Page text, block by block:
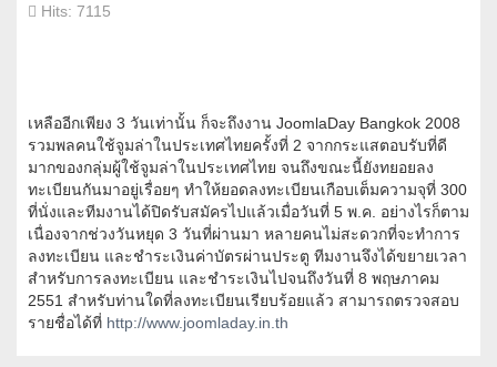
Hits: 7115
เหลืออีกเพียง 3 วันเท่านั้น ก็จะถึงงาน JoomlaDay Bangkok 2008
รวมพลคนใช้จูมล่าในประเทศไทยครั้งที่ 2 จากกระแสตอบรับที่ดี
มากของกลุ่มผู้ใช้จูมล่าในประเทศไทย จนถึงขณะนี้ยังทยอยลง
ทะเบียนกันมาอยู่เรื่อยๆ ทำให้ยอดลงทะเบียนเกือบเต็มความจุที่ 300
ที่นั่งและทีมงานได้ปิดรับสมัครไปแล้วเมื่อวันที่ 5 พ.ค. อย่างไรก็ตาม
เนื่องจากช่วงวันหยุด 3 วันที่ผ่านมา หลายคนไม่สะดวกที่จะทำการ
ลงทะเบียน และชำระเงินค่าบัตรผ่านประตู ทีมงานจึงได้ขยายเวลา
สำหรับการลงทะเบียน และชำระเงินไปจนถึงวันที่ 8 พฤษภาคม
2551 สำหรับท่านใดที่ลงทะเบียนเรียบร้อยแล้ว สามารถตรวจสอบ
รายชื่อได้ที่ http://www.joomladay.in.th